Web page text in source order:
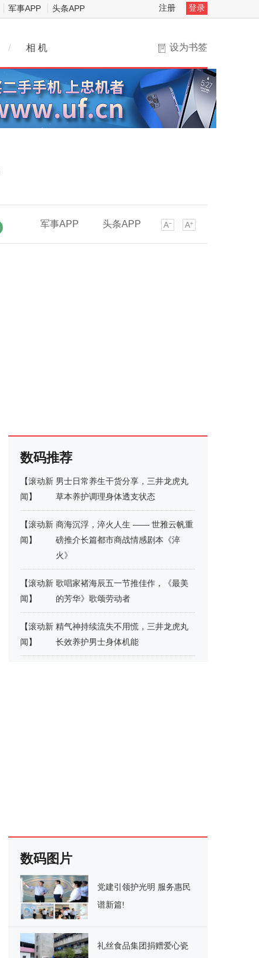
军事APP 头条APP 注册 登录
设为书签
/ 相 机
军事APP 头条APP
数码推荐
【滚动新
闻】
男士日常养生干货分享，三井龙虎丸
草本养护调理身体透支状态
【滚动新
闻】
商海沉浮，淬火人生 —— 世雅云帆重
磅推介长篇都市商战情感剧本《淬
火》
【滚动新
闻】
歌唱家褚海辰五一节推佳作，《最美
的芳华》歌颂劳动者
【滚动新
闻】
精气神持续流失不用慌，三井龙虎丸
长效养护男士身体机能
数码图片
党建引领护光明 服务惠民
谱新篇!
礼丝食品集团捐赠爱心瓷